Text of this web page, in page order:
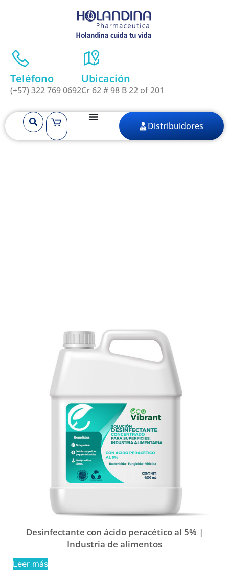
Teléfono
(+57) 322 769 0692
Ubicación
Cr 62 # 98 B 22 of 201
Distribuidores
Desinfectante con ácido peracético al 5% |
Industria de alimentos
Leer más